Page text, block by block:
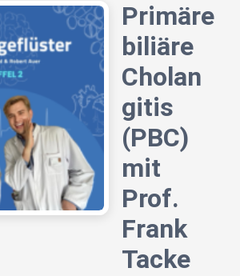
Primäre
biliäre
Cholan
gitis
(PBC)
mit
Prof.
Frank
Tacke